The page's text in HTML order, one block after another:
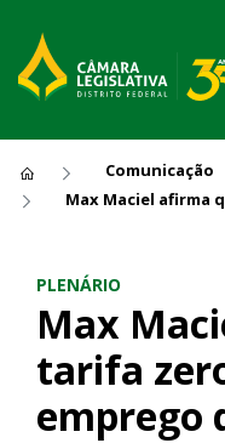
Comunicação
PLENÁRIO
Max
tarifa
emprego